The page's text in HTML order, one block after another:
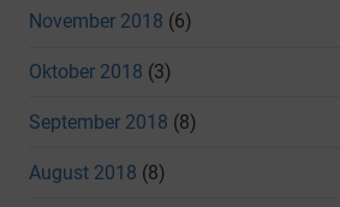
November 2018 (6)
Oktober 2018 (3)
September 2018 (8)
August 2018 (8)